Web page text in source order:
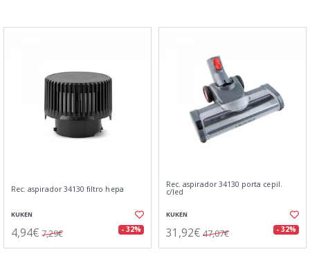
Rec. aspirador 34130 filtro hepa
KUKEN
4,94€ 7,29€ - 32%
Rec. aspirador 34130 porta cepil.
c/led
KUKEN
31,92€ 47,07€ - 32%